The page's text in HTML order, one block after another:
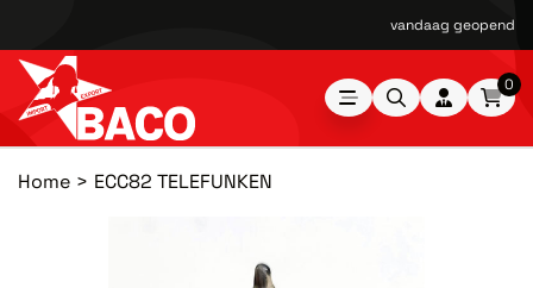
vandaag geopend
0
Home ECC82 TELEFUNKEN